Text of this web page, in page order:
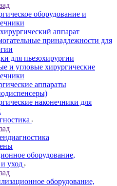
оборудование и
аппарат
принадлежности для
для пьезохирургии
и угловые хирургические
аппараты
наконечники для
оборудование,
уход
оборудование,